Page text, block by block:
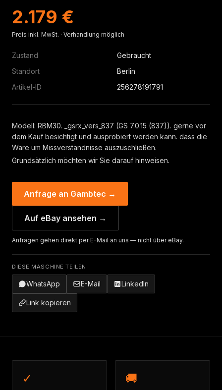
2.179 €
Preis inkl. MwSt. · Verhandlung möglich
Zustand
Gebraucht
Standort
Berlin
Artikel-ID
256278191791
Modell: RBM30. _gsrx_vers_837 (GS 7.0.15 (837)). gerne vor
dem Kauf besichtigt und ausprobiert werden kann. dass die
Ware um Missverständnisse auszuschließen.
Grundsätzlich möchten wir Sie darauf hinweisen.
Anfrage an Gambtec →
Auf eBay ansehen →
Anfragen gehen direkt per E-Mail an uns — nicht über eBay.
DIESE MASCHINE TEILEN
WhatsApp E-Mail LinkedIn
Link kopieren
✓ 🚚